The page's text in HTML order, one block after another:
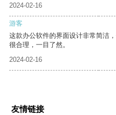
2024-02-16
游客
这款办公软件的界面设计非常简洁
很合理，一目了然。
2024-02-16
友情链接